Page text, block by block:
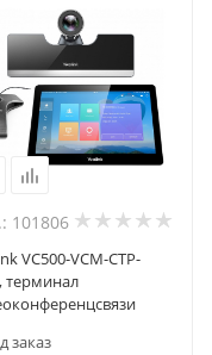
101806
VC500-VCM-CTP-
терминал
заказ